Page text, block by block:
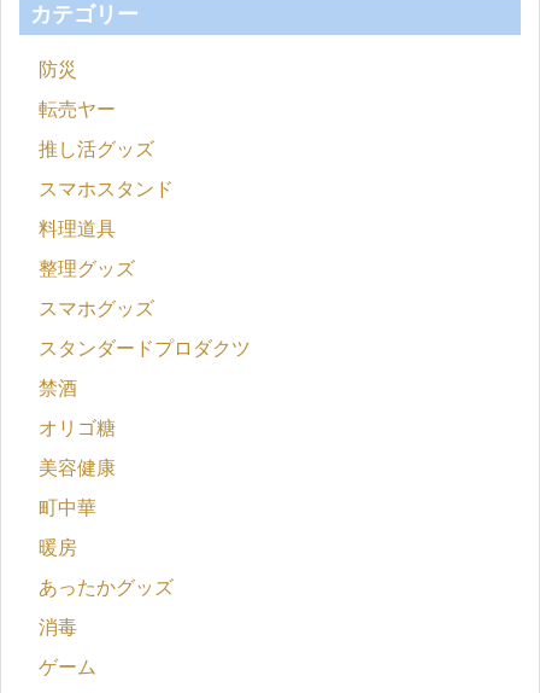
カテゴリー
防災
転売ヤー
推し活グッズ
スマホスタンド
料理道具
整理グッズ
スマホグッズ
スタンダードプロダクツ
禁酒
オリゴ糖
美容健康
町中華
暖房
あったかグッズ
消毒
ゲーム